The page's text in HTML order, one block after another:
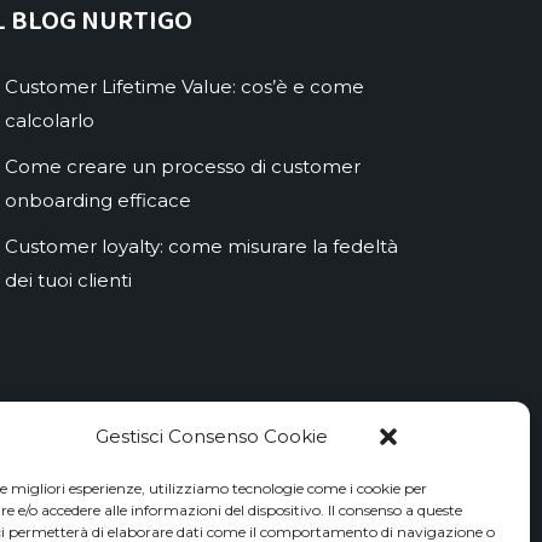
Gestisci Consenso Cookie
migliori esperienze, utilizziamo tecnologie come i cookie per
e/o accedere alle informazioni del dispositivo. Il consenso a queste
permetterà di elaborare dati come il comportamento di navigazione o
BLOG NURTIGO
Customer Lifetime Value: cos’è e come
calcolarlo
Come creare un processo di customer
onboarding efficace
Customer loyalty: come misurare la fedeltà
dei tuoi clienti